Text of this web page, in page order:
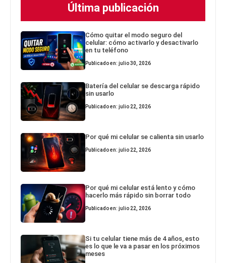
Última publicación
Cómo quitar el modo seguro del
celular: cómo activarlo y desactivarlo
en tu teléfono
Publicado en: julio 30, 2026
Batería del celular se descarga rápido
sin usarlo
Publicado en: julio 22, 2026
Por qué mi celular se calienta sin usarlo
Publicado en: julio 22, 2026
Por qué mi celular está lento y cómo
hacerlo más rápido sin borrar todo
Publicado en: julio 22, 2026
Si tu celular tiene más de 4 años, esto
es lo que le va a pasar en los próximos
meses